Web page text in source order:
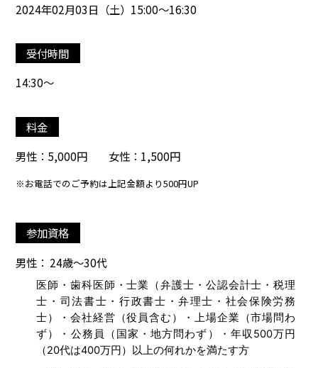
2024年02月03日（土）15:00～16:30
受付時間
14:30～
料金
男性：5,000円 女性：1,500円
※お電話でのご予約は上記金額より500円UP
参加資格
男性： 24歳～30代
医師・歯科医師・士業（弁護士・公認会計士・税理
士・司法書士・行政書士・弁理士・社会保険労務
士）・会社経営（役員含む）・上場企業（市場問わ
ず）・公務員（国家・地方問わず）・年収500万円
（20代は400万円）以上の何れかを満たす方